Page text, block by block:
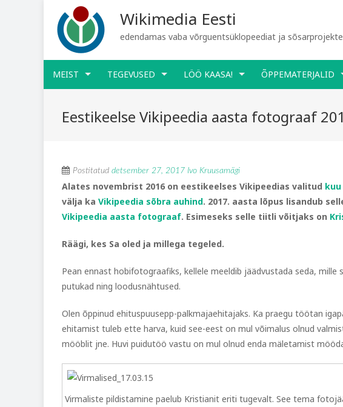
Wikimedia Eesti
edendamas vaba võrguentsüklopeediat ja
MEIST TEGEVUSED LÖÖ KAASA! ÕPPEMATERJALID
Eestikeelse Vikipeedia aasta fotograaf
Postitatud detsember 27, 2017 Ivo Kruusamägi
Alates novembrist 2016 on eestikeelses Vikipeedias valitud
välja ka Vikipeedia sõbra auhind. 2017. aasta lõpus lisandub
Vikipeedia aasta fotograaf. Esimeseks selle tiitli võitjaks on
Räägi, kes Sa oled ja millega tegeled.
Pean ennast hobifotograafiks, kellele meeldib jäädvustada seda,
putukad ning loodusnähtused.
Olen õppinud ehituspuusepp-palkmajaehitajaks. Ka praegu töötan
ehitamist tuleb ette harva, kuid see-eest on mul võimalus olnud
mööblit jne. Huvi puidutöö vastu on mul olnud enda mäletamist
Virmaliste pildistamine paelub Kristianit eriti tugevalt. See tema